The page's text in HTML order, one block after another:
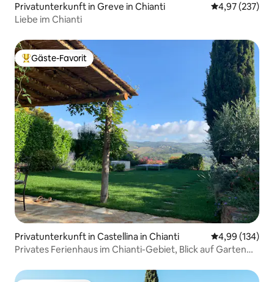
Privatunterkunft in Greve in Chianti
4,97 (237)
Liebe im Chianti
Beliebter Gäste-Favorit.
Gäste-Favorit
Privatunterkunft in Castellina in Chianti
4,99 (134)
Privates Ferienhaus im Chianti-Gebiet, Blick auf Garten